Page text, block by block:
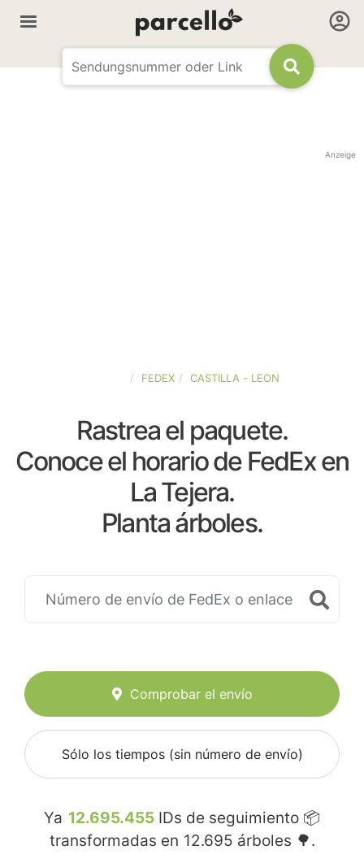
Anzeige
FEDEX CASTILLA - LEON
Rastrea el paquete.
Conoce el horario de FedEx en
La Tejera.
Planta árboles.
Comprobar el envío
Sólo los tiempos (sin número de envío)
Ya 12.695.455 IDs de seguimiento 📦
transformadas en 12.695 árboles 🌳.